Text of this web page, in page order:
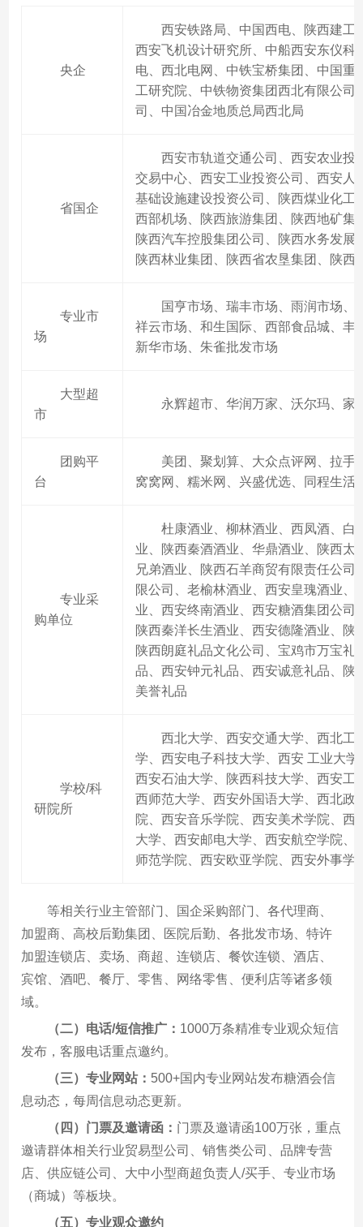
央企
西安铁路局、中国西电、陕西建工
西安飞机设计研究所、中船西安东仪科
电、西北电网、中铁宝桥集团、中国重
工研究院、中铁物资集团西北有限公司
司、中国冶金地质总局西北局
省国企
西安市轨道交通公司、西安农业投
交易中心、西安工业投资公司、西安人
基础设施建设投资公司、陕西煤业化工
西部机场、陕西旅游集团、陕西地矿集
陕西汽车控股集团公司、陕西水务发展
陕西林业集团、陕西省农垦集团、陕西
专业市
场
国亨市场、瑞丰市场、雨润市场、
祥云市场、和生国际、西部食品城、丰
新华市场、朱雀批发市场
大型超
市
永辉超市、华润万家、沃尔玛、家
团购平
台
美团、聚划算、大众点评网、拉手
窝窝网、糯米网、兴盛优选、同程生活
专业采
购单位
杜康酒业、柳林酒业、西凤酒、白
业、陕西秦酒酒业、华鼎酒业、陕西太
兄弟酒业、陕西石羊商贸有限责任公司
限公司、老榆林酒业、西安皇瑰酒业、
业、西安终南酒业、西安糖酒集团公司
陕西秦洋长生酒业、西安德隆酒业、陕
陕西朗庭礼品文化公司、宝鸡市万宝礼
品、西安钟元礼品、西安诚意礼品、陕
美誉礼品
学校/科
研院所
西北大学、西安交通大学、西北工
学、西安电子科技大学、西安 工业大
西安石油大学、陕西科技大学、西安工
西师范大学、西安外国语大学、西北政
院、西安音乐学院、西安美术学院、西
大学、西安邮电大学、西安航空学院、
师范学院、西安欧亚学院、西安外事学
等相关行业主管部门、国企采购部门、各代理商、
加盟商、高校后勤集团、医院后勤、各批发市场、特许
加盟连锁店、卖场、商超、连锁店、餐饮连锁、酒店、
宾馆、酒吧、餐厅、零售、网络零售、便利店等诸多领
域。
（二）电话/短信推广： 1000万条精准专业观众短信
发布，客服电话重点邀约。
（三）专业网站： 500+国内专业网站发布糖酒会信
息动态，每周信息动态更新。
（四）门票及邀请函： 门票及邀请函100万张，重点
邀请群体相关行业贸易型公司、销售类公司、品牌专营
店、供应链公司、大中小型商超负责人/买手、专业市场
（商城）等板块。
（五）专业观众邀约